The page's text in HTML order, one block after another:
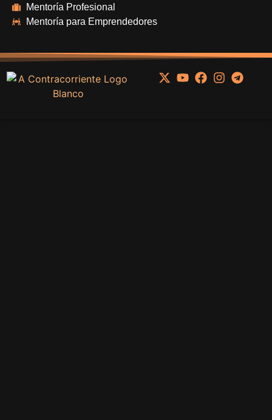
Mentoría Profesional
Mentoría para Emprendedores